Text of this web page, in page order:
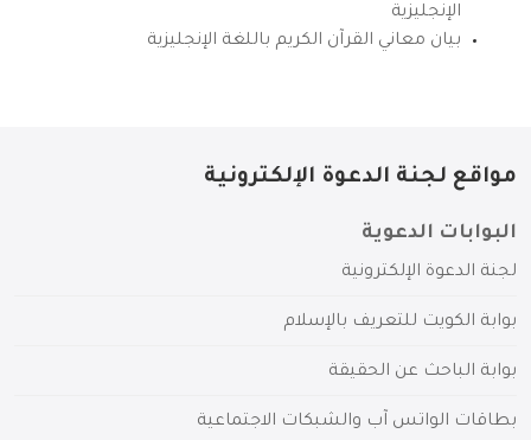
الإنجليزية
بيان معاني القرآن الكريم باللغة الإنجليزية
مواقع لجنة الدعوة الإلكترونية
البوابات الدعوية
لجنة الدعوة الإلكترونية
بوابة الكويت للتعريف بالإسلام
بوابة الباحث عن الحقيقة
بطاقات الواتس آب والشبكات الاجتماعية